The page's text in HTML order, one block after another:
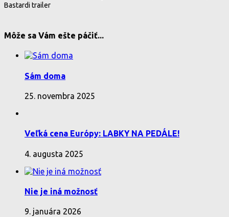
Bastardi trailer
Môže sa Vám ešte páčiť...
Sám doma
25. novembra 2025
Veľká cena Európy: LABKY NA PEDÁLE!
4. augusta 2025
Nie je iná možnosť
9. januára 2026